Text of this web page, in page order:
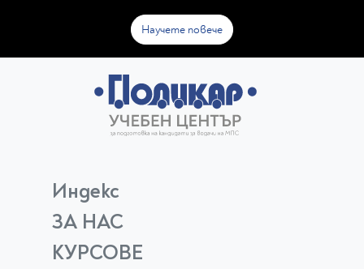
Научете повече
Индекс
ЗА НАС
КУРСОВЕ